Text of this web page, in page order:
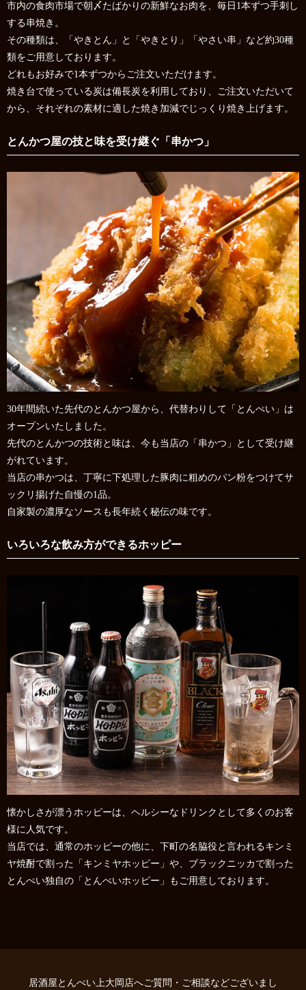
市内の食肉市場で朝〆たばかりの新鮮なお肉を、毎日1本ずつ手刺し
する串焼き。
その種類は、「やきとん」と「やきとり」「やさい串」など約30種
類をご用意しております。
どれもお好みで1本ずつからご注文いただけます。
焼き台で使っている炭は備長炭を利用しており、ご注文いただいて
から、それぞれの素材に適した焼き加減でじっくり焼き上げます。
とんかつ屋の技と味を受け継ぐ「串かつ」
30年間続いた先代のとんかつ屋から、代替わりして「とんぺい」は
オープンいたしました。
先代のとんかつの技術と味は、今も当店の「串かつ」として受け継
がれています。
当店の串かつは、丁寧に下処理した豚肉に粗めのパン粉をつけてサ
ックリ揚げた自慢の1品。
自家製の濃厚なソースも長年続く秘伝の味です。
いろいろな飲み方ができるホッピー
懐かしさが漂うホッピーは、ヘルシーなドリンクとして多くのお客
様に人気です。
当店では、通常のホッピーの他に、下町の名脇役と言われるキンミ
ヤ焼酎で割った「キンミヤホッピー」や、ブラックニッカで割った
とんぺい独自の「とんぺいホッピー」もご用意しております。
居酒屋とんぺい上大岡店へご質問・ご相談などございまし